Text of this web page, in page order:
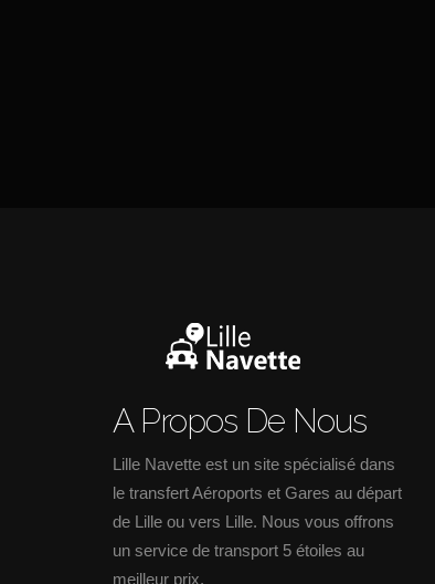
A Propos De Nous
Lille Navette est un site spécialisé dans
le transfert Aéroports et Gares au départ
de Lille ou vers Lille. Nous vous offrons
un service de transport 5 étoiles au
meilleur prix.